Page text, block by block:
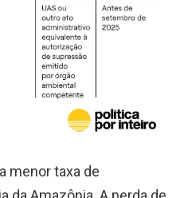
menor taxa de